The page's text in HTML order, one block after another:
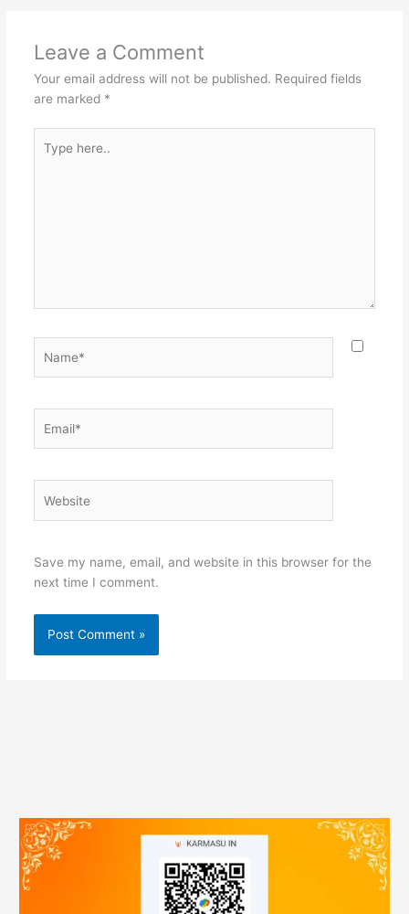
Leave a Comment
Your email address will not be published. Required fields
are marked *
here..
Save my name, email, and website in this browser for the
next time I comment.